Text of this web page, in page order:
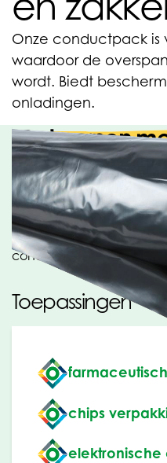
Onze conductpack
waardoor de
wordt. Biedt
onladingen.
Ontworpen
Conductpack beschermt
ontladingen tijdens het
een statisch potentieel.
conductieve
Toepassingen
chips
elektronische